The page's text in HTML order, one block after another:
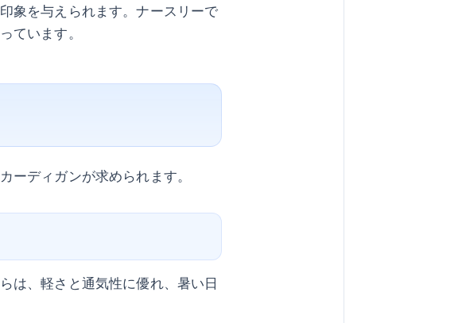
象を与えられます。ナースリーで
ています。
ーディガンが求められます。
は、軽さと通気性に優れ、暑い日